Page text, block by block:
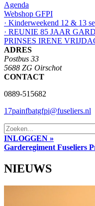
Agenda
Webshop GFPI
· Kinderweekend 12 & 13
· REUNIE 85 JAAR
PRINSES IRENE
ADRES
Postbus 33
5688 ZG Oirschot
CONTACT
0889-515682
17painfbatgfpi@fuseliers.nl
INLOGGEN »
Garderegiment Fuseliers
NIEUWS